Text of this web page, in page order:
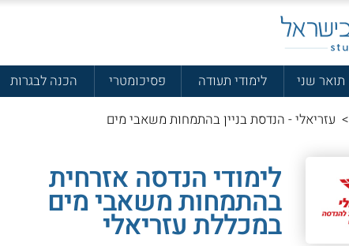
תואר שני לימודי תעודה פסיכומטרי הכנה לבגרות
> עזריאלי - הנדסת בניין בהתמחות משאבי מים
לימודי הנדסה אזרחית
בהתמחות משאבי מים
במכללת עזריאלי